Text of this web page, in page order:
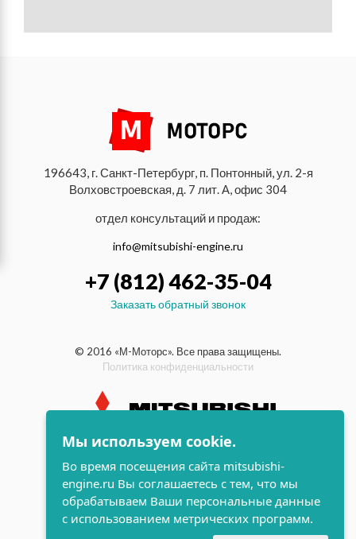
196643, г. Санкт-Петербург, п. Понтонный, ул. 2-я
Волховстроевская, д. 7 лит. А, офис 304
отдел консультаций и продаж:
info@mitsubishi-engine.ru
+7 (812) 462-35-04
Заказать обратный звонок
© 2016 «М-Моторс». Все права защищены.
Политика конфиденциальности
индустриальные и морские
дизельные двигатели Mitsubishi
разработка сайта
Мы используем cookie.
Во время посещения сайта mitsubishi-
engine.ru Вы соглашаетесь с тем, что мы
обрабатываем Ваши персональные данные
с использованием метрических программ.